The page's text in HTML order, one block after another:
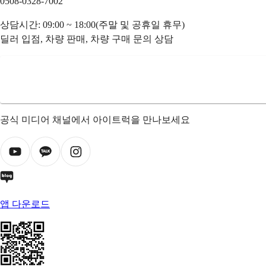
상담시간: 09:00 ~ 18:00(주말 및 공휴일 휴무)
딜러 입점, 차량 판매, 차량 구매 문의 상담
공식 미디어 채널에서 아이트럭을 만나보세요
앱 다운로드